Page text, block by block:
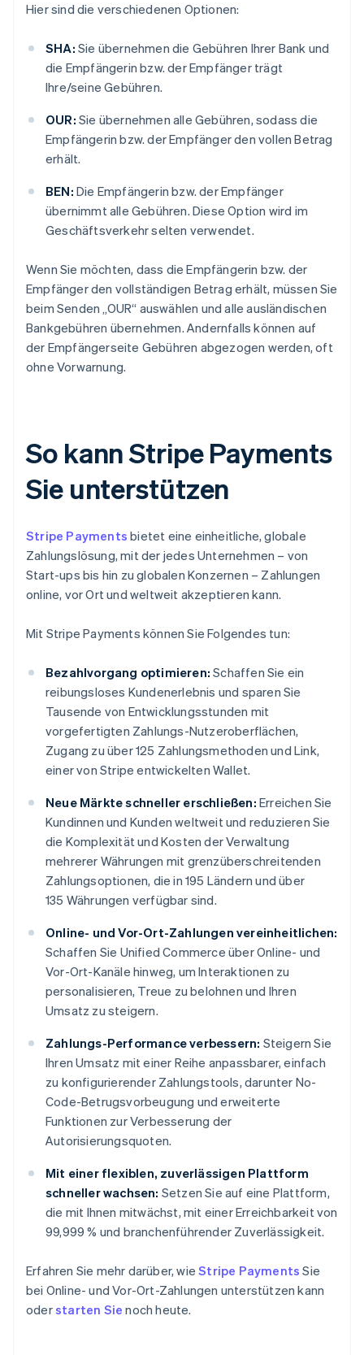
Hier sind die verschiedenen Optionen:
SHA: Sie übernehmen die Gebühren Ihrer Bank und
die Empfängerin bzw. der Empfänger trägt
Ihre/seine Gebühren.
OUR: Sie übernehmen alle Gebühren, sodass die
Empfängerin bzw. der Empfänger den vollen Betrag
erhält.
BEN: Die Empfängerin bzw. der Empfänger
übernimmt alle Gebühren. Diese Option wird im
Geschäftsverkehr selten verwendet.
Wenn Sie möchten, dass die Empfängerin bzw. der
Empfänger den vollständigen Betrag erhält, müssen Sie
beim Senden „OUR“ auswählen und alle ausländischen
Bankgebühren übernehmen. Andernfalls können auf
der Empfängerseite Gebühren abgezogen werden, oft
ohne Vorwarnung.
So kann Stripe Payments
Sie unterstützen
Stripe Payments bietet eine einheitliche, globale
Zahlungslösung, mit der jedes Unternehmen – von
Start-ups bis hin zu globalen Konzernen – Zahlungen
online, vor Ort und weltweit akzeptieren kann.
Mit Stripe Payments können Sie Folgendes tun:
Bezahlvorgang optimieren: Schaffen Sie ein
reibungsloses Kundenerlebnis und sparen Sie
Tausende von Entwicklungsstunden mit
vorgefertigten Zahlungs-Nutzeroberflächen,
Zugang zu über 125 Zahlungsmethoden und Link,
einer von Stripe entwickelten Wallet.
Neue Märkte schneller erschließen: Erreichen Sie
Kundinnen und Kunden weltweit und reduzieren Sie
die Komplexität und Kosten der Verwaltung
mehrerer Währungen mit grenzüberschreitenden
Zahlungsoptionen, die in 195 Ländern und über
135 Währungen verfügbar sind.
Online- und Vor-Ort-Zahlungen vereinheitlichen:
Schaffen Sie Unified Commerce über Online- und
Vor-Ort-Kanäle hinweg, um Interaktionen zu
personalisieren, Treue zu belohnen und Ihren
Umsatz zu steigern.
Zahlungs-Performance verbessern: Steigern Sie
Ihren Umsatz mit einer Reihe anpassbarer, einfach
zu konfigurierender Zahlungstools, darunter No-
Code-Betrugsvorbeugung und erweiterte
Funktionen zur Verbesserung der
Autorisierungsquoten.
Mit einer flexiblen, zuverlässigen Plattform
schneller wachsen: Setzen Sie auf eine Plattform,
die mit Ihnen mitwächst, mit einer Erreichbarkeit von
99,999 % und branchenführender Zuverlässigkeit.
Erfahren Sie mehr darüber, wieStripe Payments Sie
bei Online- und Vor-Ort-Zahlungen unterstützen kann
oderstarten Sie noch heute.